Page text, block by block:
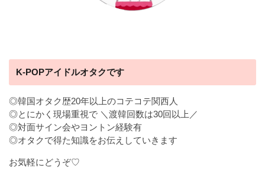
K-POPアイドルオタクです
◎韓国オタク歴20年以上のコテコテ関西人
◎とにかく現場重視で ＼渡韓回数は30回以上／
◎対面サイン会やヨントン経験有
◎オタクで得た知識をお伝えしていきます
お気軽にどうぞ♡